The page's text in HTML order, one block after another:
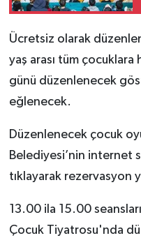
Ücretsiz olarak
yaş arası tüm
günü düzenlenecek
eğlenecek.
Düzenlenecek çocuk
Belediyesi’nin internet
tıklayarak rezervasyon
13.00 ila 15.00
Çocuk Tiyatrosu'nda